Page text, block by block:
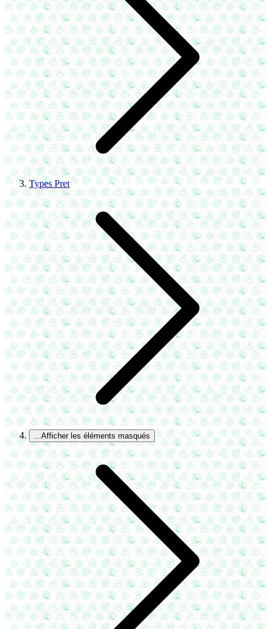
Types Pret
Afficher les éléments masqués